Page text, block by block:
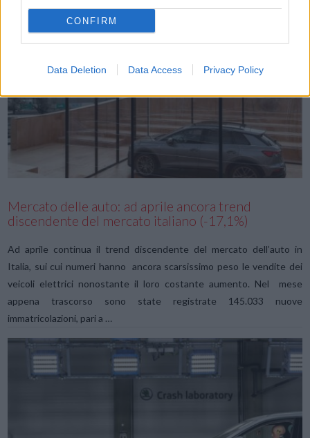
CONFIRM
Data Deletion Data Access Privacy Policy
VIEW POST
Mercato delle auto: ad aprile ancora trend
discendente del mercato italiano (-17,1%)
Ad aprile continua il trend discendente del mercato dell’auto in
Italia, sui cui numeri hanno ancora scarsissimo peso le vendite dei
veicoli elettrici nonostante il loro costante aumento. Nel mese
appena trascorso sono state registrate 145.033 nuove
immatricolazioni, pari a …